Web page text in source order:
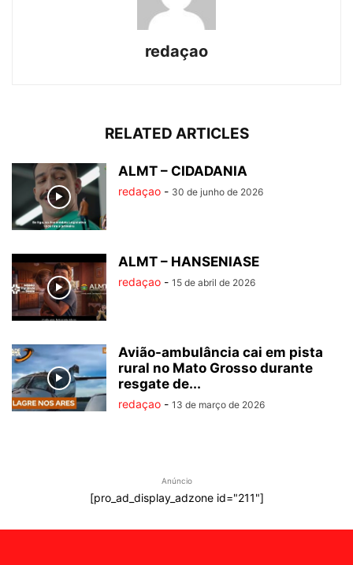
redaçao
RELATED ARTICLES
ALMT – CIDADANIA
redaçao - 30 de junho de 2026
ALMT – HANSENIASE
redaçao - 15 de abril de 2026
Avião-ambulância cai em pista
rural no Mato Grosso durante
resgate de...
redaçao - 13 de março de 2026
Anúncio
[pro_ad_display_adzone id="211"]